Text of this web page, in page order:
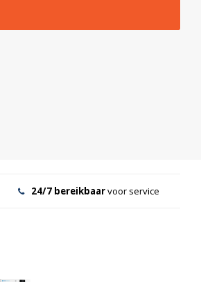
24/7 bereikbaarvoor service